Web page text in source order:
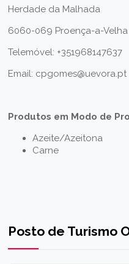
Herdade da Malhada
6060-069 Proença-a-Velha
Telemóvel: +351968147637
Email: cpgomes@uevora.pt
Produtos em Modo de
Azeite/Azeitona
Carne
Posto de Turismo